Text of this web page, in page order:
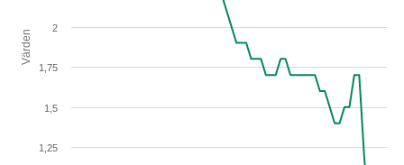
Värden
1,25
1,5
1,75
2